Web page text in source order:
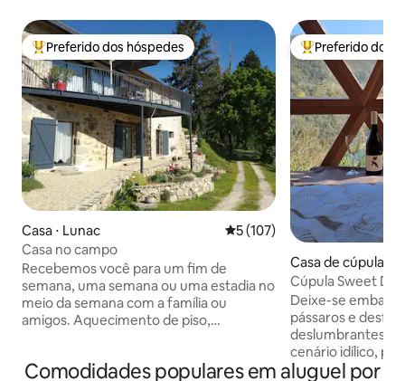
Entre os melhores preferidos dos hóspedes
Preferido dos hóspedes
Casa ⋅ Lunac 5 de uma avaliação média de
5 (107)
Casa no campo
Recebemos você para um fim de
semana, uma semana ou uma estadia no
meio da semana com a família ou
amigos. Aquecimento de piso,
nível do jardim: 3 quartos (1 cama 160, 2
Entre os
Preferido dos
Casa de cúpula ⋅
Cúpula Sweet
para o rio
Deixe-se embalar
pássaros e
deslumbrantes do rio. Situado
cenário idílico,
classificadas de
Comodidades populares em aluguel por